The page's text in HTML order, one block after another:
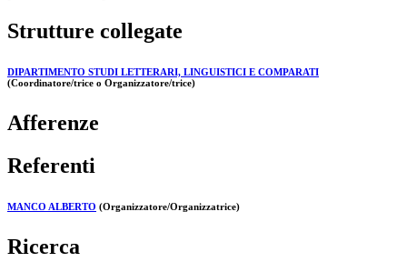
Strutture collegate
DIPARTIMENTO STUDI LETTERARI, LINGUISTICI E COMPARATI
(Coordinatore/trice o Organizzatore/trice)
Afferenze
Referenti
MANCO ALBERTO (Organizzatore/Organizzatrice)
Ricerca